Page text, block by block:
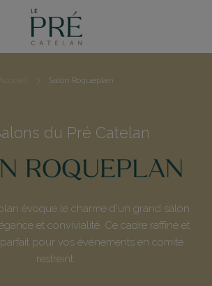
Salon Roqueplan
du Pré Catelan
ROQUEPLAN
évoque le charme d'un grand salon
et convivialité. Ce cadre raffiné et
pour vos événements en comité
restreint.